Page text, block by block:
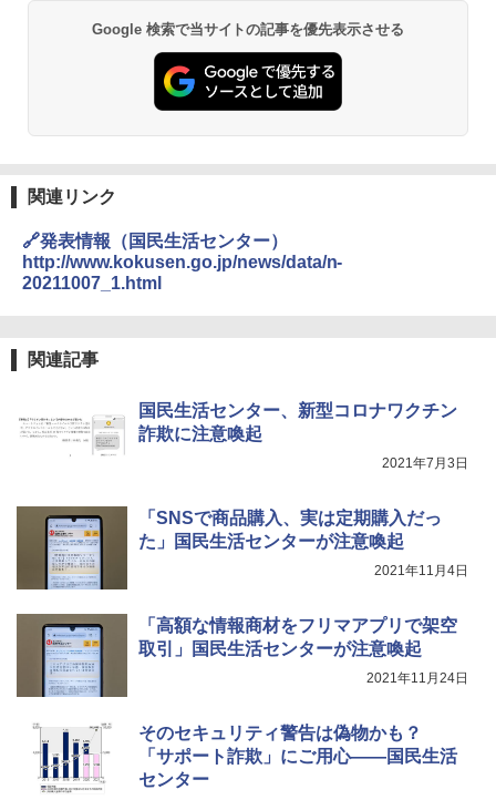
Google 検索で当サイトの記事を優先表示させる
関連リンク
🔗発表情報（国民生活センター）
http://www.kokusen.go.jp/news/data/n-
20211007_1.html
関連記事
国民生活センター、新型コロナワクチン
詐欺に注意喚起
2021年7月3日
「SNSで商品購入、実は定期購入だっ
た」国民生活センターが注意喚起
2021年11月4日
「高額な情報商材をフリマアプリで架空
取引」国民生活センターが注意喚起
2021年11月24日
そのセキュリティ警告は偽物かも？
「サポート詐欺」にご用心――国民生活
センター